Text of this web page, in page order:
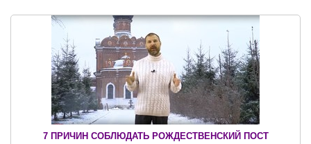
7 ПРИЧИН СОБЛЮДАТЬ РОЖДЕСТВЕНСКИЙ ПОСТ